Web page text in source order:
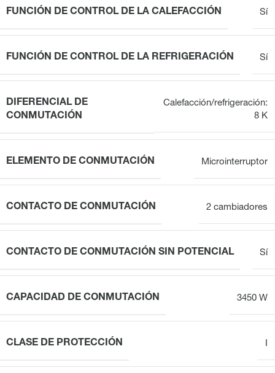
FUNCIÓN DE CONTROL DE LA CALEFACCIÓN Sí
FUNCIÓN DE CONTROL DE LA REFRIGERACIÓN Sí
DIFERENCIAL DE
CONMUTACIÓN
Calefacción/refrigeración:
8 K
ELEMENTO DE CONMUTACIÓN Microinterruptor
CONTACTO DE CONMUTACIÓN 2 cambiadores
CONTACTO DE CONMUTACIÓN SIN POTENCIAL Sí
CAPACIDAD DE CONMUTACIÓN 3450 W
CLASE DE PROTECCIÓN